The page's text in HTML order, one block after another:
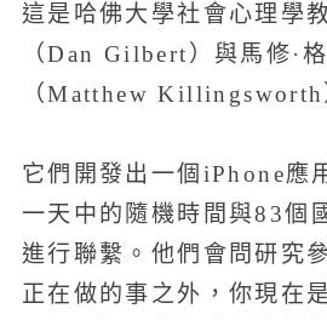
這是哈佛大學社會心理學
（Dan Gilbert）與馬修·
（Matthew Killingsworth
它們開發出一個iPhone應
一天中的隨機時間與83個
進行聯繫。他們會問研究
正在做的事之外，你現在